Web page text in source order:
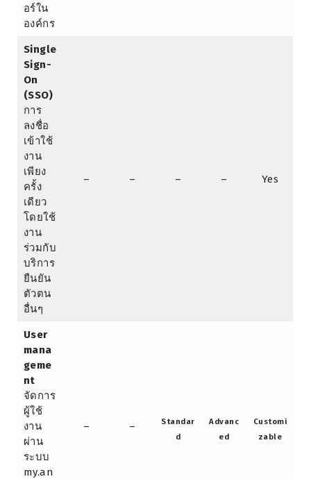
อร์ใน
องค์กร
Single
Sign-
On
(SSO)
การ
ลงชื่อ
เข้าใช้
งาน
เพียง
ครั้ง
เดียว
โดยใช้
งาน
ร่วมกับ
บริการ
ยืนยัน
ตัวตน
อื่นๆ
– – – – Yes
User
mana
geme
nt
จัดการ
ผู้ใช้
งาน
ผ่าน
ระบบ
my.an
– –
Standar
d
Advanc
ed
Customi
zable